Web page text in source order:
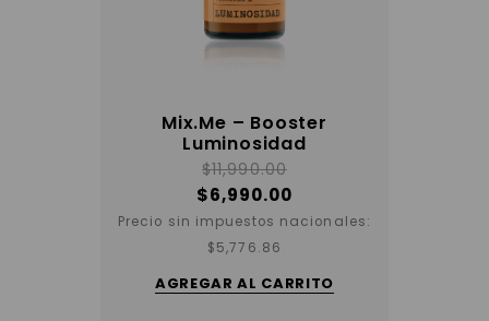
Mix.Me – Booster
Luminosidad
$11,990.00
$6,990.00
Precio sin impuestos nacionales:
$5,776.86
AGREGAR AL CARRITO